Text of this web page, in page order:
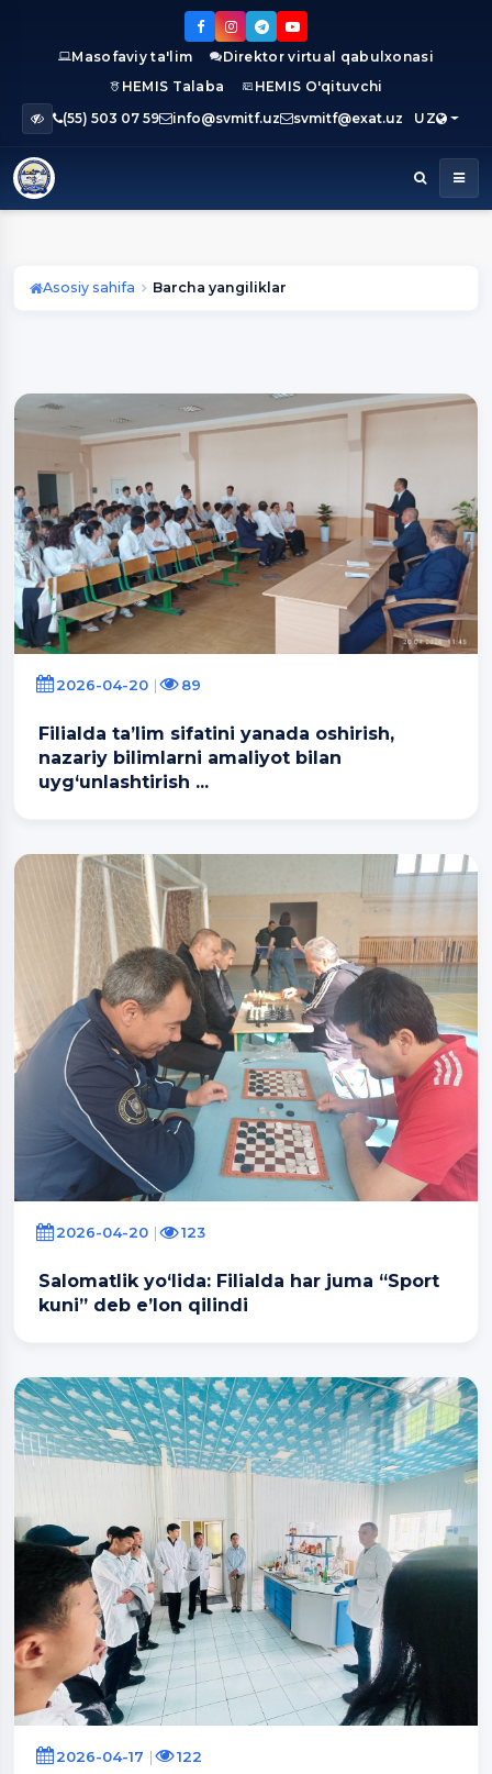
Masofaviy ta'lim
Direktor virtual qabulxonasi
HEMIS Talaba
HEMIS O'qituvchi
(55) 503 07 59
info@svmitf.uz svmitf@exat.uz UZ
Asosiy sahifa Barcha yangiliklar
2026-04-20 89
Filialda ta’lim sifatini yanada oshirish,
nazariy bilimlarni amaliyot bilan
uyg‘unlashtirish ...
2026-04-20 123
Salomatlik yo‘lida: Filialda har juma “Sport
kuni” deb e’lon qilindi
2026-04-17 122